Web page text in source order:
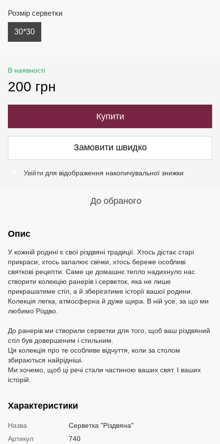
Розмір серветки
30*30
В наявності
200 грн
Купити
Замовити швидко
Увійти для відображення накопичувальної знижки
До обраного
Опис
У кожній родині є свої різдвяні традиції. Хтось дістає старі
прикраси, хтось запалює свічки, хтось береже особливі
святкові рецепти. Саме це домашнє тепло надихнуло нас
створити колекцію ранерів і серветок, яка не лише
прикрашатиме стіл, а й зберігатиме історії вашої родини.
Колекція легка, атмосферна й дуже щира. В ній усе, за що ми
любимо Різдво.
До ранерів ми створили серветки для того, щоб ваш різдвяний
стіл був довершеним і стильним.
Ця колекція про те особливе відчуття, коли за столом
збираються найрідніші.
Ми хочемо, щоб ці речі стали частиною ваших свят. І ваших
історій.
Характеристики
Назва
Серветка "Різдвяна"
Артикул
740